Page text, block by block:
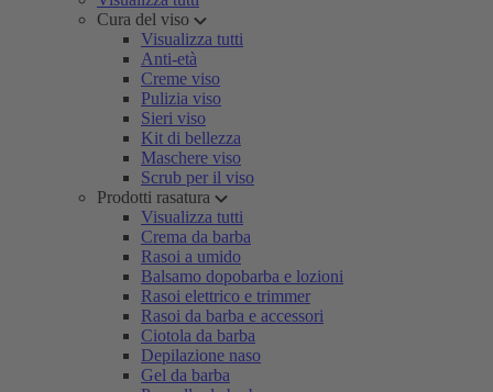
Cura del viso
Visualizza tutti
Anti-età
Creme viso
Pulizia viso
Sieri viso
Kit di bellezza
Maschere viso
Scrub per il viso
Prodotti rasatura
Visualizza tutti
Crema da barba
Rasoi a umido
Balsamo dopobarba e lozioni
Rasoi elettrico e trimmer
Rasoi da barba e accessori
Ciotola da barba
Depilazione naso
Gel da barba